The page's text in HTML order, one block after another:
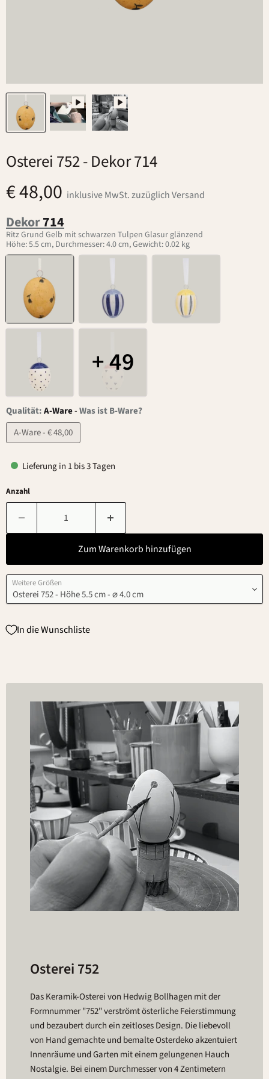
Osterei 752- Dekor 714
€ 48,00 inklusive MwSt. zuzüglich Versand
Dekor714
Ritz Grund Gelb mit schwarzen Tulpen Glasur glänzend
Höhe: 5.5 cm, Durchmesser: 4.0 cm, Gewicht: 0.02 kg
+ 49
Qualität:A-Ware-Was ist B-Ware?
A-Ware - € 48,00
Lieferung in 1 bis 3 Tagen
Anzahl
Zum Warenkorb hinzufügen
Weitere Größen
In die Wunschliste
Osterei 752
Das Keramik-Osterei von Hedwig Bollhagen mit der
Formnummer "752" verströmt österliche Feierstimmung
und bezaubert durch ein zeitloses Design. Die liebevoll
von Hand gemachte und bemalte Osterdeko akzentuiert
Innenräume und Garten mit einem gelungenen Hauch
Nostalgie. Bei einem Durchmesser von 4 Zentimetern